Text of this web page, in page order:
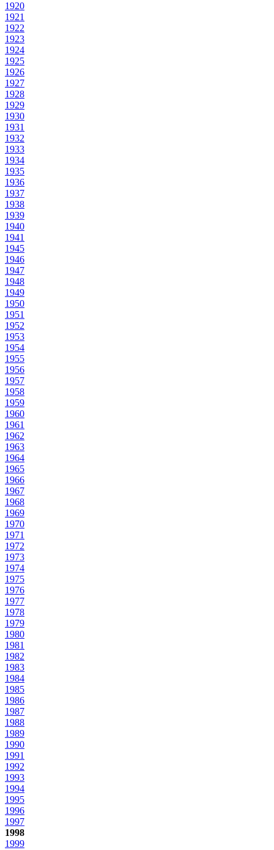
1920
1921
1922
1923
1924
1925
1926
1927
1928
1929
1930
1931
1932
1933
1934
1935
1936
1937
1938
1939
1940
1941
1945
1946
1947
1948
1949
1950
1951
1952
1953
1954
1955
1956
1957
1958
1959
1960
1961
1962
1963
1964
1965
1966
1967
1968
1969
1970
1971
1972
1973
1974
1975
1976
1977
1978
1979
1980
1981
1982
1983
1984
1985
1986
1987
1988
1989
1990
1991
1992
1993
1994
1995
1996
1997
1998
1999